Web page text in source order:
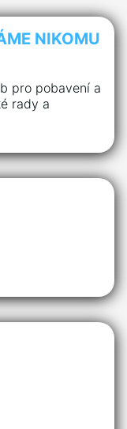
NIKOMU
pro pobavení a
rady a